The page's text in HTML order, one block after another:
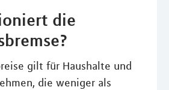
die
gilt für Haushalte und
die weniger als